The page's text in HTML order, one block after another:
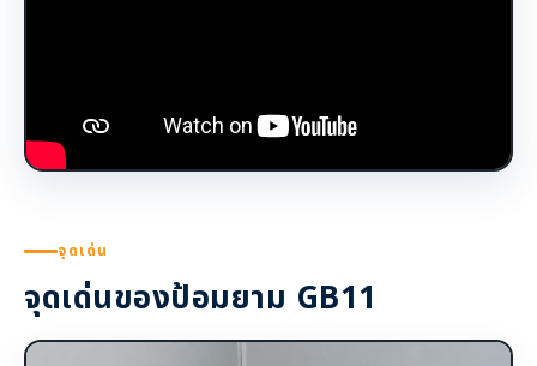
จุดเด่น
จุดเด่นของป้อมยาม GB11